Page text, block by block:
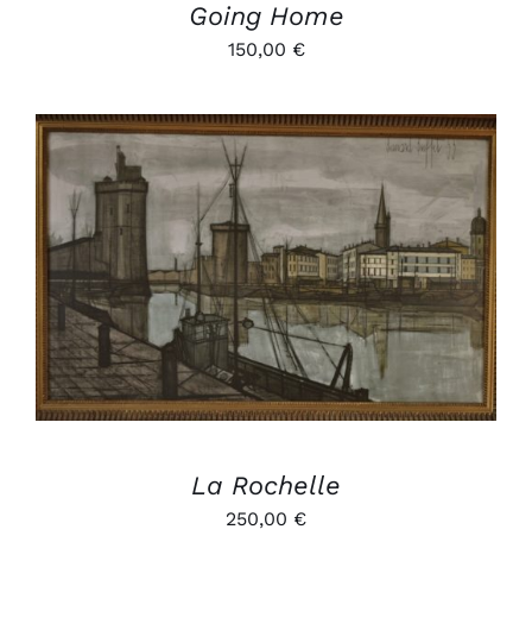
Going Home
150,00 €
AJOUTER AU PANIER
/
DÉTAILS
La Rochelle
250,00 €